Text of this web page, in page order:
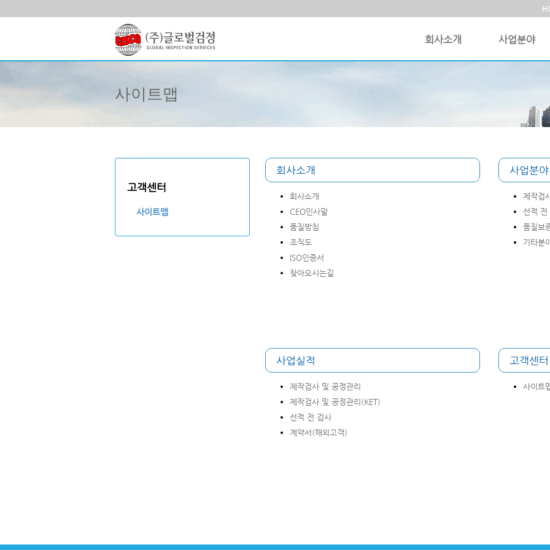
회사소개 사업분야
사이트맵
고객센터
사이트맵
회사소개
회사소개
CEO인사말
품질방침
조직도
ISO인증서
찾아오시는길
사업분야
제작검
선적 전
품질보
기타분
사업실적
제작검사 및 공정관리
제작검사 및 공정관리(KET)
선적 전 검사
계약서(해외고객)
고객센터
사이트